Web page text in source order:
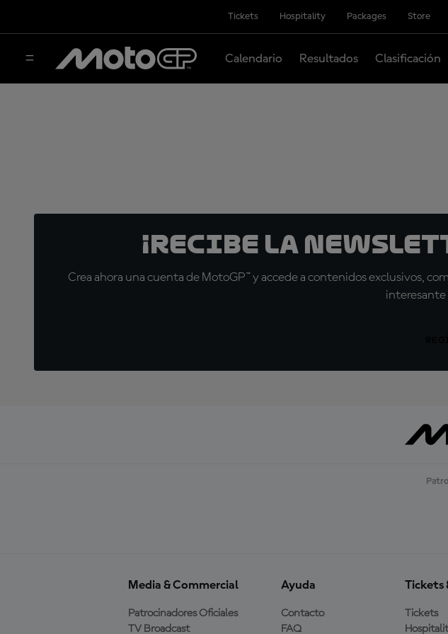
Tickets Hospitality Packages Store
Calendario Resultados Clasificación
¡Recibe la
Crea ahora una cuenta de MotoGP™ y accede a contenidos exclusivos,
interesante
Media & Commercial
Patrocinadores Oficiales
TV Broadcast
Ayuda
Contacto
FAQ
Tickets
Tickets